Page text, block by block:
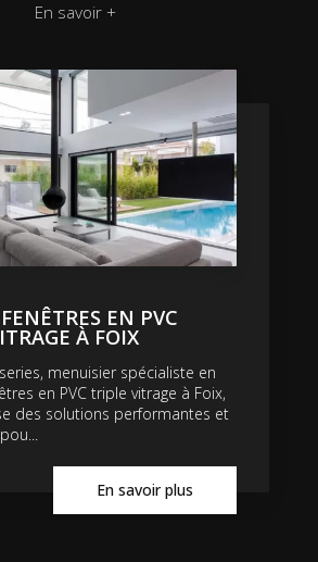
En savoir +
EN PVC
À FOIX
menuisier spécialiste en
en PVC triple vitrage à Foix,
des solutions performantes et
En savoir plus